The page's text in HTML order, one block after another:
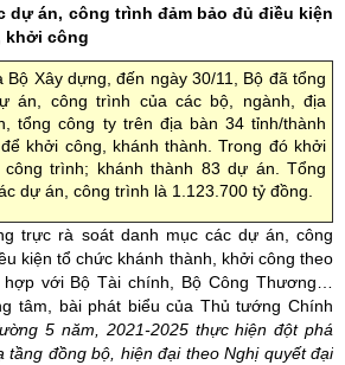
dự án, công trình đảm bảo đủ điều kiện
khởi công
Bộ Xây dựng, đến ngày 30/11, Bộ đã tổng
án, công trình của các bộ, ngành, địa
tổng công ty trên địa bàn 34 tỉnh/thành
khởi công, khánh thành. Trong đó khởi
trình; khánh thành 83 dự án. Tổng
dự án, công trình là 1.123.700 tỷ đồng.
trực rà soát danh mục các dự án, công
kiện tổ chức khánh thành, khởi công theo
với Bộ Tài chính, Bộ Công Thương…
tâm, bài phát biểu của Thủ tướng Chính
5 năm 2021-2025 thực hiện đột phá
tầng đồng bộ, hiện đại theo Nghị quyết đại